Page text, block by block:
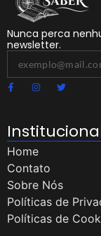
Nunca perca
newsletter.
Home
Contato
Sobre Nós
Políticas de
Políticas de